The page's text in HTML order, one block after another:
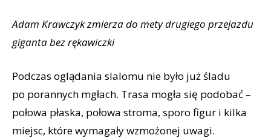
Adam Krawczyk zmierza do mety drugiego przejazdu
giganta bez rękawiczki
Podczas oglądania slalomu nie było już śladu
po porannych mgłach. Trasa mogła się podobać –
połowa płaska, połowa stroma, sporo figur i kilka
miejsc, które wymagały wzmożonej uwagi.